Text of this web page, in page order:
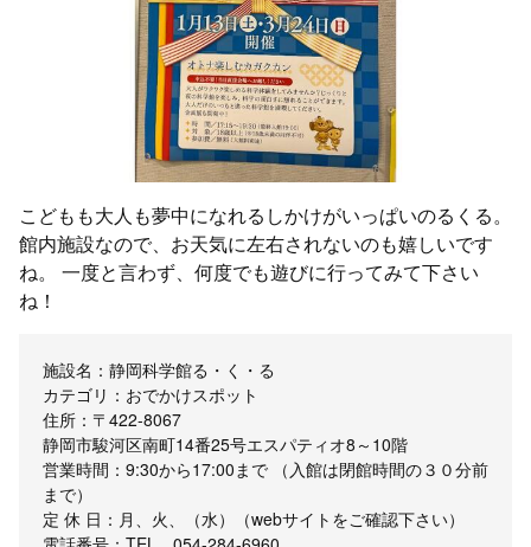
こどもも大人も夢中になれるしかけがいっぱいのるくる。
館内施設なので、お天気に左右されないのも嬉しいです
ね。 一度と言わず、何度でも遊びに行ってみて下さい
ね！
施設名：静岡科学館る・く・る
カテゴリ：おでかけスポット
住所：〒422-8067
静岡市駿河区南町14番25号エスパティオ8～10階
営業時間：9:30から17:00まで （入館は閉館時間の３０分前
まで）
定 休 日：月、火、（水）（webサイトをご確認下さい）